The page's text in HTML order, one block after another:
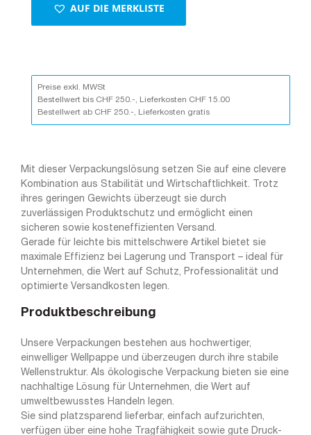
AUF DIE MERKLISTE
Preise exkl. MWSt
Bestellwert bis CHF 250.-, Lieferkosten CHF 15.00
Bestellwert ab CHF 250.-, Lieferkosten gratis
Mit dieser Verpackungslösung setzen Sie auf eine clevere
Kombination aus Stabilität und Wirtschaftlichkeit. Trotz
ihres geringen Gewichts überzeugt sie durch
zuverlässigen Produktschutz und ermöglicht einen
sicheren sowie kosteneffizienten Versand.
Gerade für leichte bis mittelschwere Artikel bietet sie
maximale Effizienz bei Lagerung und Transport – ideal für
Unternehmen, die Wert auf Schutz, Professionalität und
optimierte Versandkosten legen.
Produktbeschreibung
Unsere Verpackungen bestehen aus hochwertiger,
einwelliger Wellpappe und überzeugen durch ihre stabile
Wellenstruktur. Als ökologische Verpackung bieten sie eine
nachhaltige Lösung für Unternehmen, die Wert auf
umweltbewusstes Handeln legen.
Sie sind platzsparend lieferbar, einfach aufzurichten,
verfügen über eine hohe Tragfähigkeit sowie gute Druck-